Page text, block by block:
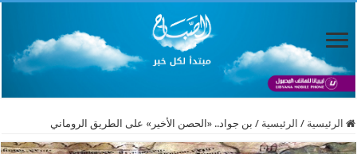
الرئيسية / الرئيسية / بن جواد.. «الحصن الأخير» على الطريق الروماني